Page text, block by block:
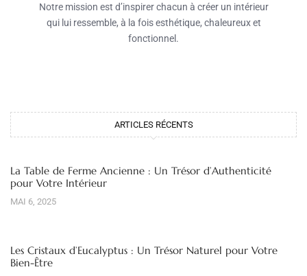
Notre mission est d’inspirer chacun à créer un intérieur
qui lui ressemble, à la fois esthétique, chaleureux et
fonctionnel.
ARTICLES RÉCENTS
La Table de Ferme Ancienne : Un Trésor d’Authenticité
pour Votre Intérieur
MAI 6, 2025
Les Cristaux d’Eucalyptus : Un Trésor Naturel pour Votre
Bien-Être